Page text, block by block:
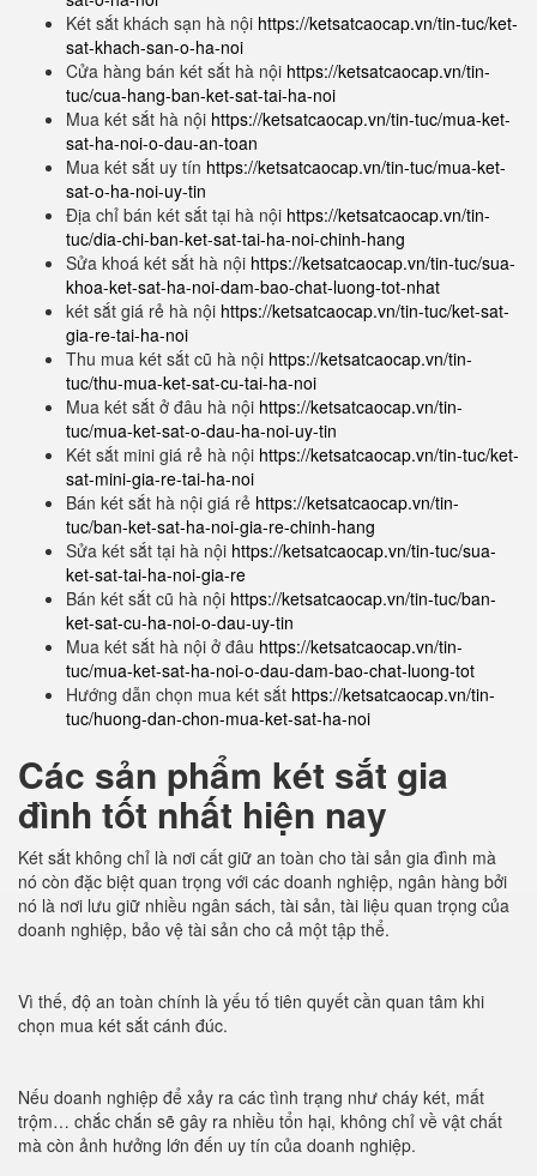
Két sắt khách sạn hà nội https://ketsatcaocap.vn/tin-tuc/ket-
sat-khach-san-o-ha-noi
Cửa hàng bán két sắt hà nội https://ketsatcaocap.vn/tin-
tuc/cua-hang-ban-ket-sat-tai-ha-noi
Mua két sắt hà nội https://ketsatcaocap.vn/tin-tuc/mua-ket-
sat-ha-noi-o-dau-an-toan
Mua két sắt uy tín https://ketsatcaocap.vn/tin-tuc/mua-ket-
sat-o-ha-noi-uy-tin
Địa chỉ bán két sắt tại hà nội https://ketsatcaocap.vn/tin-
tuc/dia-chi-ban-ket-sat-tai-ha-noi-chinh-hang
Sửa khoá két sắt hà nội https://ketsatcaocap.vn/tin-tuc/sua-
khoa-ket-sat-ha-noi-dam-bao-chat-luong-tot-nhat
két sắt giá rẻ hà nội https://ketsatcaocap.vn/tin-tuc/ket-sat-
gia-re-tai-ha-noi
Thu mua két sắt cũ hà nội https://ketsatcaocap.vn/tin-
tuc/thu-mua-ket-sat-cu-tai-ha-noi
Mua két sắt ở đâu hà nội https://ketsatcaocap.vn/tin-
tuc/mua-ket-sat-o-dau-ha-noi-uy-tin
Két sắt mini giá rẻ hà nội https://ketsatcaocap.vn/tin-tuc/ket-
sat-mini-gia-re-tai-ha-noi
Bán két sắt hà nội giá rẻ https://ketsatcaocap.vn/tin-
tuc/ban-ket-sat-ha-noi-gia-re-chinh-hang
Sửa két sắt tại hà nội https://ketsatcaocap.vn/tin-tuc/sua-
ket-sat-tai-ha-noi-gia-re
Bán két sắt cũ hà nội https://ketsatcaocap.vn/tin-tuc/ban-
ket-sat-cu-ha-noi-o-dau-uy-tin
Mua két sắt hà nội ở đâu https://ketsatcaocap.vn/tin-
tuc/mua-ket-sat-ha-noi-o-dau-dam-bao-chat-luong-tot
Hướng dẫn chọn mua két sắt https://ketsatcaocap.vn/tin-
tuc/huong-dan-chon-mua-ket-sat-ha-noi
Các sản phẩm két sắt gia
đình tốt nhất hiện nay
Két sắt không chỉ là nơi cất giữ an toàn cho tài sản gia đình mà
nó còn đặc biệt quan trọng với các doanh nghiệp, ngân hàng bởi
nó là nơi lưu giữ nhiều ngân sách, tài sản, tài liệu quan trọng của
doanh nghiệp, bảo vệ tài sản cho cả một tập thể.
Vì thế, độ an toàn chính là yếu tố tiên quyết cần quan tâm khi
chọn mua két sắt cánh đúc.
Nếu doanh nghiệp để xảy ra các tình trạng như cháy két, mất
trộm… chắc chắn sẽ gây ra nhiều tổn hại, không chỉ về vật chất
mà còn ảnh hưởng lớn đến uy tín của doanh nghiệp.